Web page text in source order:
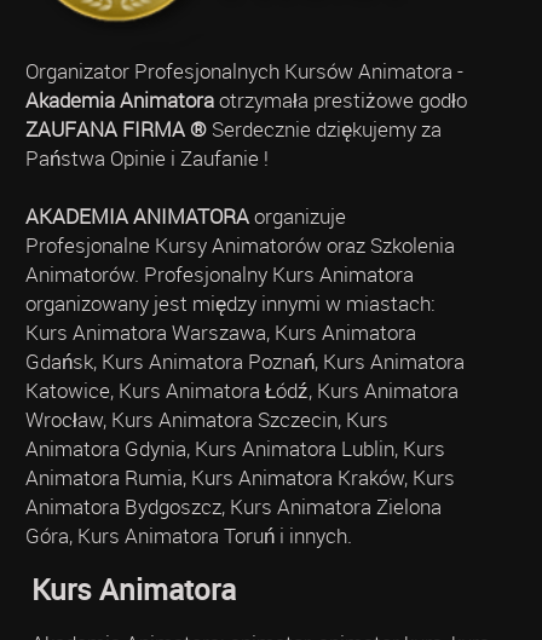
Organizator Profesjonalnych Kursów Animatora -
Akademia Animatoraotrzymała prestiżowe godło
ZAUFANA FIRMA ®Serdecznie dziękujemy za
Państwa Opinie i Zaufanie !
AKADEMIA ANIMATORAorganizuje
Profesjonalne Kursy Animatorów oraz Szkolenia
Animatorów. Profesjonalny Kurs Animatora
organizowany jest między innymi w miastach:
Kurs Animatora Warszawa, Kurs Animatora
Gdańsk, Kurs Animatora Poznań, Kurs Animatora
Katowice, Kurs Animatora Łódź, Kurs Animatora
Wrocław, Kurs Animatora Szczecin, Kurs
Animatora Gdynia, Kurs Animatora Lublin, Kurs
Animatora Rumia, Kurs Animatora Kraków, Kurs
Animatora Bydgoszcz, Kurs Animatora Zielona
Góra, Kurs Animatora Toruń i innych.
Kurs Animatora